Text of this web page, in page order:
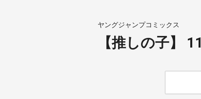
ヤングジャンプコミックス
【推しの子】 11